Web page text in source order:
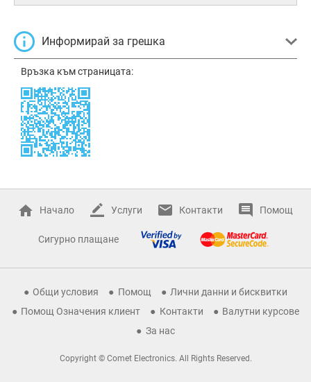
Информирай за грешка
Връзка към страницата:
Начало Услуги Контакти Помощ
Сигурно плащане
Общи условия Помощ
Лични данни и бисквитки
Помощ Означения клиент
Контакти
Валутни курсове
За нас
Copyright © Comet Electronics. All Rights Reserved.